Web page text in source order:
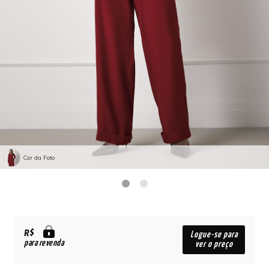
Cor da Foto
R$
para revenda
Logue-se para
ver o preço